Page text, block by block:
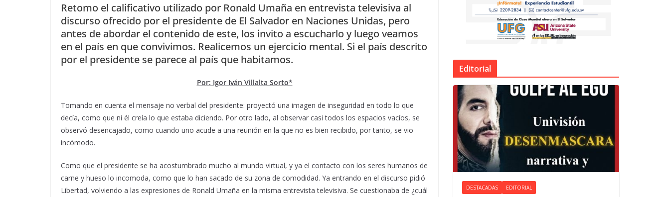
Retomo el calificativo utilizado por Ronald Umaña en entrevista televisiva al
discurso ofrecido por el presidente de El Salvador en Naciones Unidas, pero
antes de abordar el contenido de este, los invito a escucharlo y luego veamos
en el país en que convivimos. Realicemos un ejercicio mental. Si el país descrito
por el presidente se parece al país que habitamos.
Por: Igor Iván Villalta Sorto*
Tomando en cuenta el mensaje no verbal del presidente: proyectó una imagen de inseguridad en todo lo que
decía, como que ni él creía lo que estaba diciendo. Por otro lado, al observar casi todos los espacios vacíos, se
observó desencajado, como cuando uno acude a una reunión en la que no es bien recibido, por tanto, se vio
incómodo.
Como que el presidente se ha acostumbrado mucho al mundo virtual, y ya el contacto con los seres humanos de
carne y hueso lo incomoda, como que lo han sacado de su zona de comodidad. Ya entrando en el discurso pidió
Libertad, volviendo a las expresiones de Ronald Umaña en la misma entrevista televisiva. Se cuestionaba de ¿cuál
Editorial
DESTACADAS EDITORIAL